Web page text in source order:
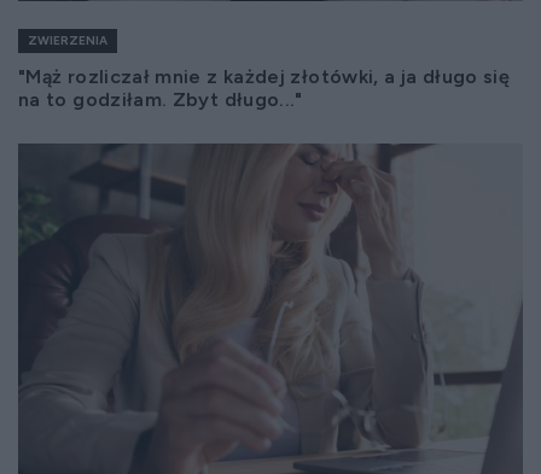
ZWIERZENIA
"Mąż rozliczał mnie z każdej złotówki, a ja długo się
na to godziłam. Zbyt długo..."